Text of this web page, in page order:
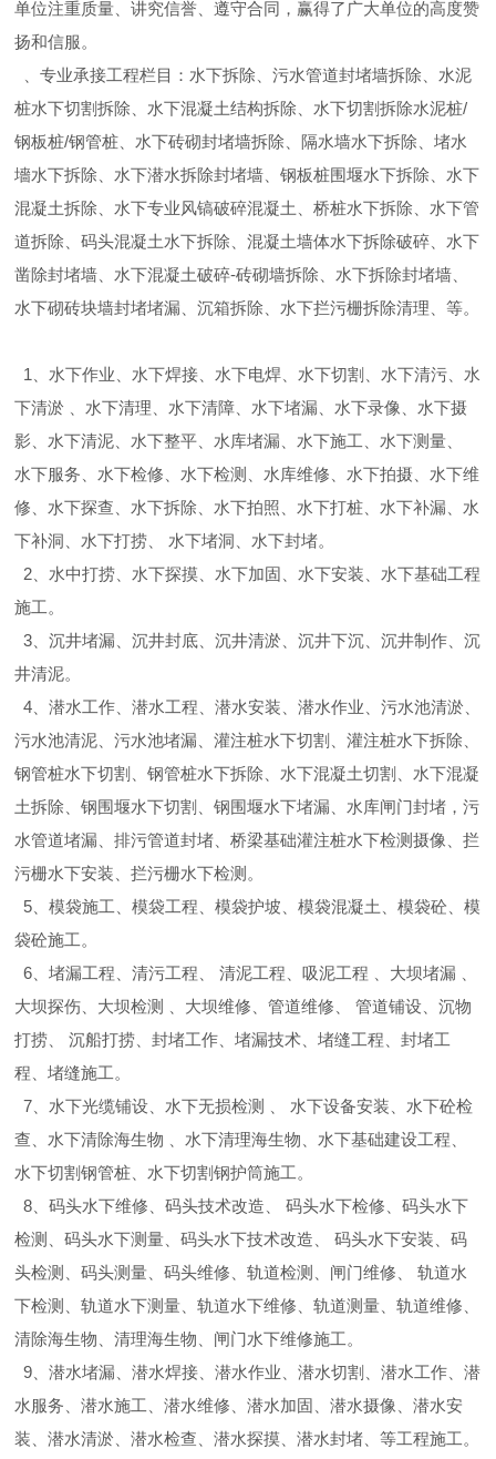
单位注重质量、讲究信誉、遵守合同，赢得了广大单位的高度赞
扬和信服。
、专业承接工程栏目：水下拆除、污水管道封堵墙拆除、水泥
桩水下切割拆除、水下混凝土结构拆除、水下切割拆除水泥桩/
钢板桩/钢管桩、水下砖砌封堵墙拆除、隔水墙水下拆除、堵水
墻水下拆除、水下潜水拆除封堵墙、钢板桩围堰水下拆除、水下
混凝土拆除、水下专业风镐破碎混凝土、桥桩水下拆除、水下管
道拆除、码头混凝土水下拆除、混凝土墙体水下拆除破碎、水下
凿除封堵墙、水下混凝土破碎-砖砌墙拆除、水下拆除封堵墙、
水下砌砖块墙封堵堵漏、沉箱拆除、水下拦污栅拆除清理、等。
1、水下作业、水下焊接、水下电焊、水下切割、水下清污、水
下清淤 、水下清理、水下清障、水下堵漏、水下录像、水下摄
影、水下清泥、水下整平、水库堵漏、水下施工、水下测量、
水下服务、水下检修、水下检测、水库维修、水下拍摄、水下维
修、水下探查、水下拆除、水下拍照、水下打桩、水下补漏、水
下补洞、水下打捞、 水下堵洞、水下封堵。
2、水中打捞、水下探摸、水下加固、水下安装、水下基础工程
施工。
3、沉井堵漏、沉井封底、沉井清淤、沉井下沉、沉井制作、沉
井清泥。
4、潜水工作、潜水工程、潜水安装、潜水作业、污水池清淤、
污水池清泥、污水池堵漏、灌注桩水下切割、灌注桩水下拆除、
钢管桩水下切割、钢管桩水下拆除、水下混凝土切割、水下混凝
土拆除、钢围堰水下切割、钢围堰水下堵漏、水库闸门封堵，污
水管道堵漏、排污管道封堵、桥梁基础灌注桩水下检测摄像、拦
污栅水下安装、拦污栅水下检测。
5、模袋施工、模袋工程、模袋护坡、模袋混凝土、模袋砼、模
袋砼施工。
6、堵漏工程、清污工程、 清泥工程、吸泥工程 、大坝堵漏 、
大坝探伤、大坝检测 、大坝维修、管道维修、 管道铺设、沉物
打捞、 沉船打捞、封堵工作、堵漏技术、堵缝工程、封堵工
程、堵缝施工。
7、水下光缆铺设、水下无损检测 、 水下设备安装、水下砼检
查、水下清除海生物 、水下清理海生物、水下基础建设工程、
水下切割钢管桩、水下切割钢护筒施工。
8、码头水下维修、码头技术改造、 码头水下检修、码头水下
检测、码头水下测量、码头水下技术改造、 码头水下安装、码
头检测、码头测量、码头维修、轨道检测、闸门维修、 轨道水
下检测、轨道水下测量、轨道水下维修、轨道测量、轨道维修、
清除海生物、清理海生物、闸门水下维修施工。
9、潜水堵漏、潜水焊接、潜水作业、潜水切割、潜水工作、潜
水服务、潜水施工、潜水维修、潜水加固、潜水摄像、潜水安
装、潜水清淤、潜水检查、潜水探摸、潜水封堵、等工程施工。